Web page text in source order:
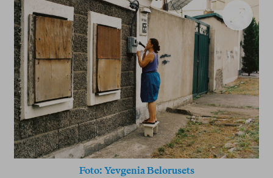
Foto: Yevgenia Belorusets